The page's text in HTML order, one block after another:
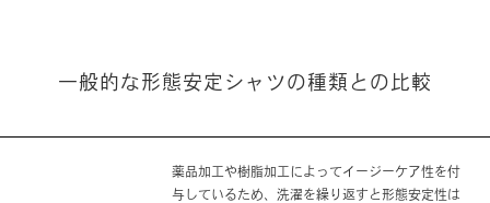
一般的な形態安定シャツの種類との比較
薬品加工や樹脂加工によってイージーケア性を付
与しているため、洗濯を繰り返すと形態安定性は